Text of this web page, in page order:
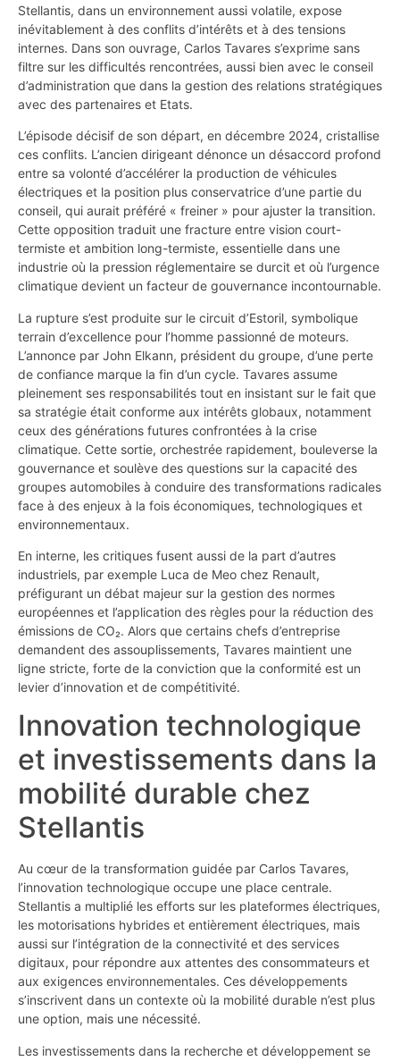
Stellantis, dans un environnement aussi volatile, expose
inévitablement à des conflits d’intérêts et à des tensions
internes. Dans son ouvrage, Carlos Tavares s’exprime sans
filtre sur les difficultés rencontrées, aussi bien avec le conseil
d’administration que dans la gestion des relations stratégiques
avec des partenaires et Etats.
L’épisode décisif de son départ, en décembre 2024, cristallise
ces conflits. L’ancien dirigeant dénonce un désaccord profond
entre sa volonté d’accélérer la production de véhicules
électriques et la position plus conservatrice d’une partie du
conseil, qui aurait préféré « freiner » pour ajuster la transition.
Cette opposition traduit une fracture entre vision court-
termiste et ambition long-termiste, essentielle dans une
industrie où la pression réglementaire se durcit et où l’urgence
climatique devient un facteur de gouvernance incontournable.
La rupture s’est produite sur le circuit d’Estoril, symbolique
terrain d’excellence pour l’homme passionné de moteurs.
L’annonce par John Elkann, président du groupe, d’une perte
de confiance marque la fin d’un cycle. Tavares assume
pleinement ses responsabilités tout en insistant sur le fait que
sa stratégie était conforme aux intérêts globaux, notamment
ceux des générations futures confrontées à la crise
climatique. Cette sortie, orchestrée rapidement, bouleverse la
gouvernance et soulève des questions sur la capacité des
groupes automobiles à conduire des transformations radicales
face à des enjeux à la fois économiques, technologiques et
environnementaux.
En interne, les critiques fusent aussi de la part d’autres
industriels, par exemple Luca de Meo chez Renault,
préfigurant un débat majeur sur la gestion des normes
européennes et l’application des règles pour la réduction des
émissions de CO₂. Alors que certains chefs d’entreprise
demandent des assouplissements, Tavares maintient une
ligne stricte, forte de la conviction que la conformité est un
levier d’innovation et de compétitivité.
Innovation technologique
et investissements dans la
mobilité durable chez
Stellantis
Au cœur de la transformation guidée par Carlos Tavares,
l’innovation technologique occupe une place centrale.
Stellantis a multiplié les efforts sur les plateformes électriques,
les motorisations hybrides et entièrement électriques, mais
aussi sur l’intégration de la connectivité et des services
digitaux, pour répondre aux attentes des consommateurs et
aux exigences environnementales. Ces développements
s’inscrivent dans un contexte où la mobilité durable n’est plus
une option, mais une nécessité.
Les investissements dans la recherche et développement se